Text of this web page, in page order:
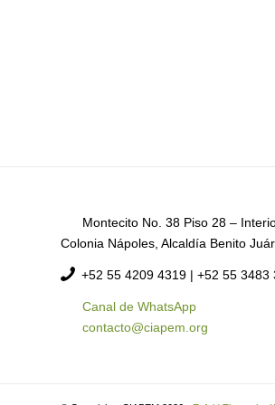
Montecito No. 38 Piso 28 –
Colonia Nápoles, Alcaldía Benito
+52 55 4209 4319 | +52 55 3483
Canal de WhatsApp
contacto@ciapem.org